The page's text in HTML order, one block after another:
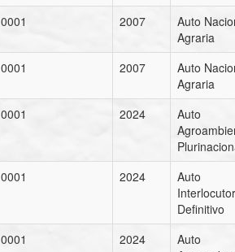
0001 2007
Auto
Agraria
0001 2007
Auto
Agraria
0001 2024
Auto
0001 2024
Auto
Definitivo
0001 2024
Auto